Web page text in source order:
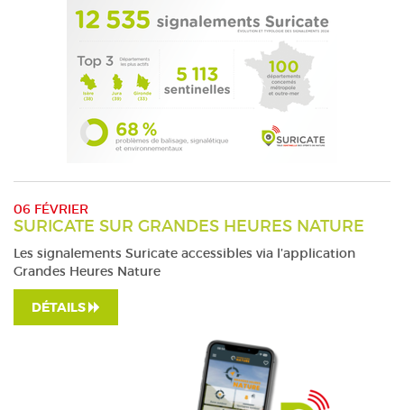
06 FÉVRIER
SURICATE SUR GRANDES HEURES NATURE
Les signalements Suricate accessibles via l’application
Grandes Heures Nature
DÉTAILS